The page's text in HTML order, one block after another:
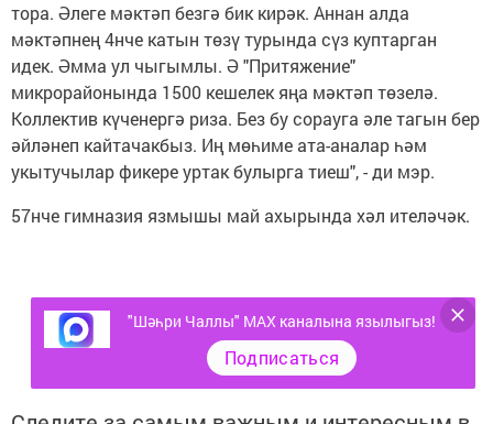
тора. Әлеге мәктәп безгә бик кирәк. Аннан алда
мәктәпнең 4нче катын төзү турында сүз куптарган
идек. Әмма ул чыгымлы. Ә "Притяжение"
микрорайонында 1500 кешелек яңа мәктәп төзелә.
Коллектив күченергә риза. Без бу сорауга әле тагын бер
әйләнеп кайтачакбыз. Иң мөһиме ата-аналар һәм
укытучылар фикере уртак булырга тиеш", - ди мэр.
57нче гимназия язмышы май ахырында хәл ителәчәк.
"Шәһри Чаллы" MAX каналына язылыгыз!
Подписаться